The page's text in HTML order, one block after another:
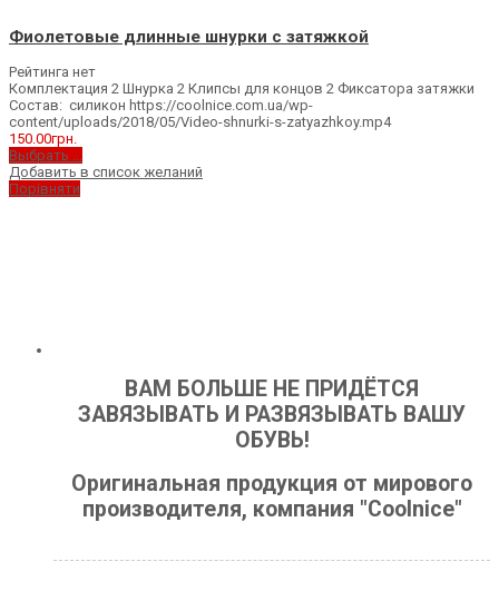
Фиолетовые длинные шнурки с затяжкой
Рейтинга нет
Комплектация 2 Шнурка 2 Клипсы для концов 2 Фиксатора затяжки
Состав: силикон https://coolnice.com.ua/wp-
content/uploads/2018/05/Video-shnurki-s-zatyazhkoy.mp4
150.00грн.
Выбрать ...
Добавить в список желаний
Порівняти
ВАМ БОЛЬШЕ НЕ ПРИДЁТСЯ
ЗАВЯЗЫВАТЬ И РАЗВЯЗЫВАТЬ ВАШУ
ОБУВЬ!
Оригинальная продукция от мирового
производителя, компания "Coolnice"